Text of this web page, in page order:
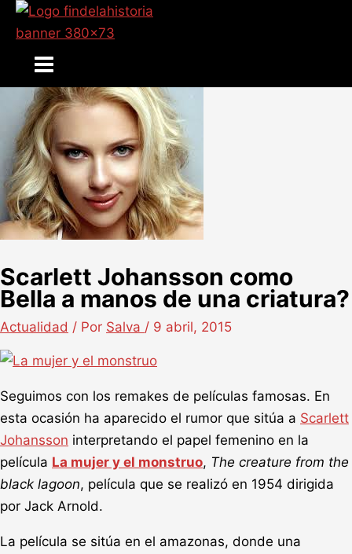
contenido
Main
Menu
Scarlett Johansson como
Bella a manos de una criatura?
Actualidad / Por Salva / 9 abril, 2015
Seguimos con los remakes de películas famosas. En
esta ocasión ha aparecido el rumor que sitúa a Scarlett
Johansson interpretando el papel femenino en la
película La mujer y el monstruo, The creature from the
black lagoon, película que se realizó en 1954 dirigida
por Jack Arnold.
La película se sitúa en el amazonas, donde una